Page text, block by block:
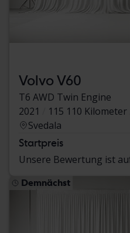
Volvo V60
T6 AWD Twin Engine
2021
115 110 Kilometer
Svedala
Startpreis
Unsere Bewertung ist
Demnächst